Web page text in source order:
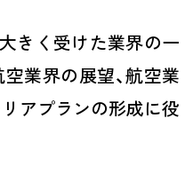
きく受けた業界の一
業界の展望、航空業
アプランの形成に役